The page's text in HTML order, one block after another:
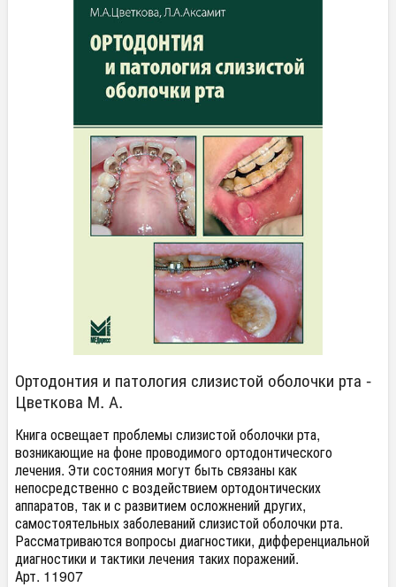
Ортодонтия и патология слизистой оболочки рта -
Цветкова М. А.
Книга освещает проблемы слизистой оболочки рта,
возникающие на фоне проводимого ортодонтического
лечения. Эти состояния могут быть связаны как
непосредственно с воздействием ортодонтических
аппаратов, так и с развитием осложнений других,
самостоятельных заболеваний слизистой оболочки рта.
Рассматриваются вопросы диагностики, дифференциальной
диагностики и тактики лечения таких поражений.
Арт. 11907